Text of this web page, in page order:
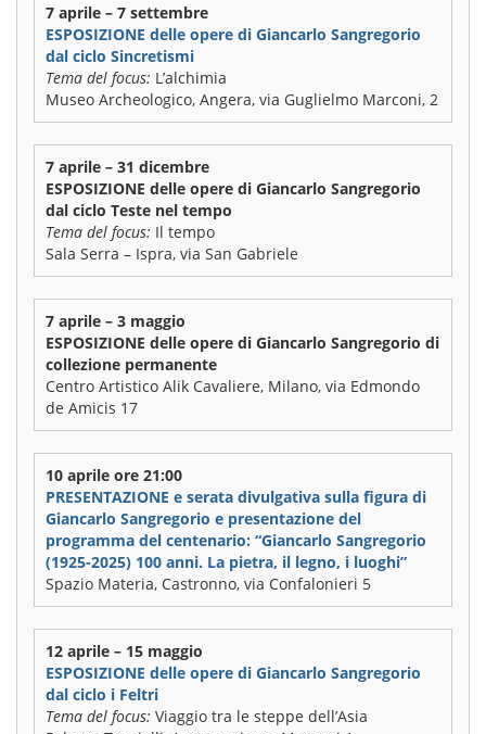
7 aprile – 7 settembre
ESPOSIZIONE delle opere di Giancarlo Sangregorio
dal ciclo Sincretismi
Tema del focus: L’alchimia
Museo Archeologico, Angera, via Guglielmo Marconi, 2
7 aprile – 31 dicembre
ESPOSIZIONE delle opere di Giancarlo Sangregorio
dal ciclo Teste nel tempo
Tema del focus: Il tempo
Sala Serra – Ispra, via San Gabriele
7 aprile – 3 maggio
ESPOSIZIONE delle opere di Giancarlo Sangregorio di
collezione permanente
Centro Artistico Alik Cavaliere, Milano, via Edmondo
de Amicis 17
10 aprile ore 21:00
PRESENTAZIONE e serata divulgativa sulla figura di
Giancarlo Sangregorio e presentazione del
programma del centenario: “Giancarlo Sangregorio
(1925-2025) 100 anni. La pietra, il legno, i luoghi”
Spazio Materia, Castronno, via Confalonieri 5
12 aprile – 15 maggio
ESPOSIZIONE delle opere di Giancarlo Sangregorio
dal ciclo i Feltri
Tema del focus: Viaggio tra le steppe dell’Asia